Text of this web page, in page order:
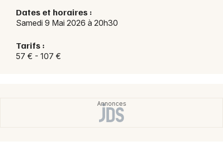
Dates et horaires :
Samedi 9 Mai 2026 à 20h30
Tarifs :
57 € - 107 €